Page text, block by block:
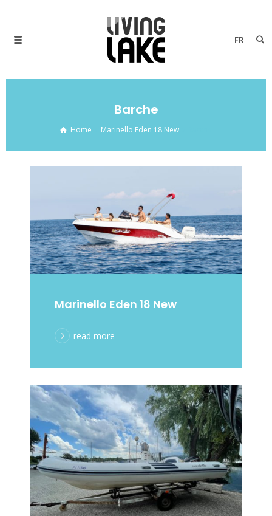
FR
Barche
Home Marinello Eden 18 New
Marinello Eden 18 New
read more